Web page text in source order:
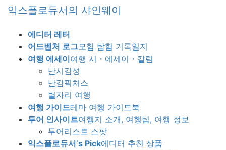
Skip
Skip
Navigation
익스플로듀서의 샤인웨이
에디터 레터
어드벤처 로그모험 탐험 기록일지
여행 에세이여행 시・에세이・칼럼
난시감성
난감픽처스
별자리 여행
여행 가이드테마 여행 가이드북
투어 인사이트여행지 소개, 여행팁, 여행 정보
투어리스트 스팟
익스플로듀서’s Pick에디터 추천 상품